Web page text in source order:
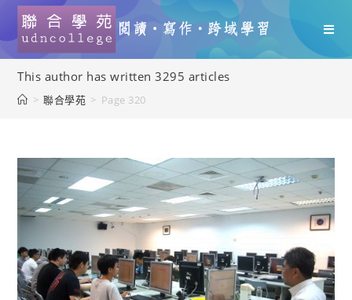
This author has written 3295 articles
> 聯合學苑 > Page 320